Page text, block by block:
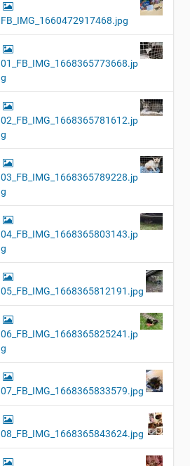
FB_IMG_1660472917468.jpg
01_FB_IMG_1668365773668.jp
g
02_FB_IMG_1668365781612.jp
g
03_FB_IMG_1668365789228.jp
g
04_FB_IMG_1668365803143.jp
g
05_FB_IMG_1668365812191.jpg
06_FB_IMG_1668365825241.jp
g
07_FB_IMG_1668365833579.jpg
08_FB_IMG_1668365843624.jpg